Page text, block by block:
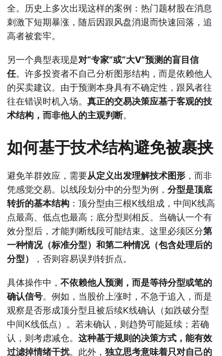
全。历史上多次出现这样的案例：热门题材股在消息
刺激下短期暴涨，随后因跟风盘消退而快速回落，追
高者被套牢。
另一个典型表现是对“专家”或“大V”预测的盲目信
任。许多投资者不自己分析图形结构，而是依赖他人
的买卖建议。由于预测本身具有不确定性，跟风者往
往在错误时机入场。 真正的交易决策应基于客观的技
术结构，而非他人的主观判断。
如何基于技术结构避免被裹挟
避免羊群效应，需要从定义出发理解技术图形 ，而非
凭感觉交易。以线段划分中的分型为例， 分型是顶底
转折的基本结构 ：顶分型由三根K线组成，中间K线高
点最高、低点也最高；底分型则相反。当确认一个有
效分型后，才能判断线段可能结束。这里必须区分第
一种情况（标准分型）和第二种情况（包含处理后的
分型）
，否则容易误判转折点。
具体操作中， 不依赖他人预测，而是等待分型或笔的
确认信号。例如，当股价上涨时，不急于追入，而是
观察是否形成顶分型且被后续K线确认（如跌破分型
中间K线低点）。若未确认，则趋势可能延续；若确
认，则考虑减仓。 这种基于规则的决策方式，能有效
过滤掉情绪干扰。此外， 独立思考意味着只对自己的